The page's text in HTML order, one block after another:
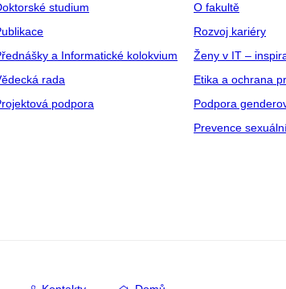
studium
a Informatické kolokvium
rada
podpora
O fakultě
Rozvoj kariéry
Ženy v IT –
Etika a ochrana
Podpora
Prevence